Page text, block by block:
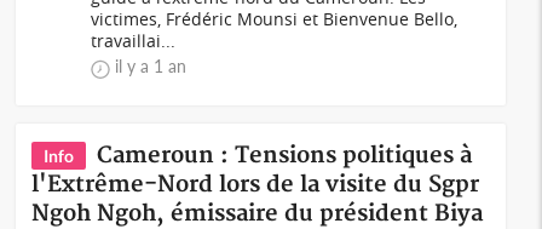
victimes, Frédéric Mounsi et Bienvenue Bello,
travaillai...
il y a 1 an
Info
Cameroun : Tensions politiques à
l'Extrême-Nord lors de la visite du Sgpr
Ngoh Ngoh, émissaire du président Biya